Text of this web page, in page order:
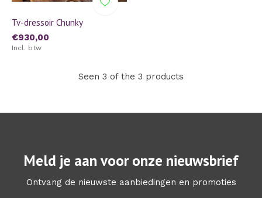
Tv-dressoir Chunky
€930,00
Incl. btw
Seen 3 of the 3 products
Meld je aan voor onze nieuwsbrief
Ontvang de nieuwste aanbiedingen en promoties